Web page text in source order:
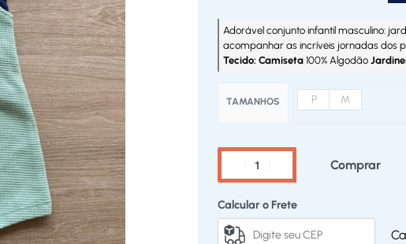
Adorável conjunto infantil masculino:
acompanhar as incríveis jornadas dos
Tecido: Camiseta 100% Algodão
TAMANHOS P M
Comprar
Calcular o Frete